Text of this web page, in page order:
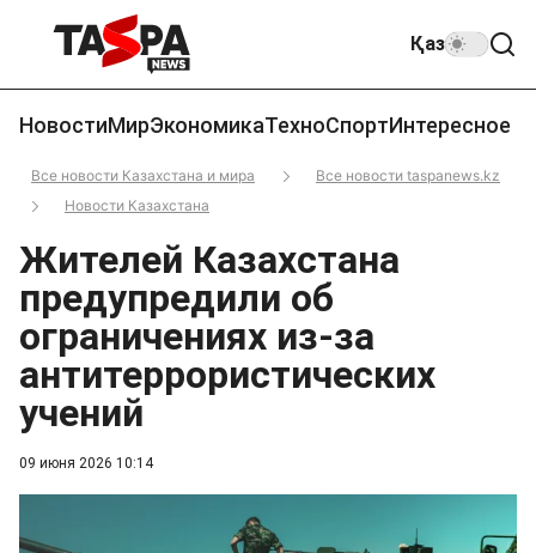
Қаз
НовостиМирЭкономикаТехноСпортИнтересное
Все новости Казахстана и мира
Все новости taspanews.kz
Новости Казахстана
09 июня 2026 10:14
Жителей Казахстана
предупредили об
ограничениях из-за
антитеррористических
учений